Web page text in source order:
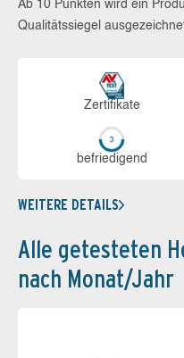
Ab 10 Punkten wird ein
Qualitätssiegel
Zerti­fikate
be­frie­di­gend
WEITERE DETAILS
Alle getesteten
nach Monat/Jahr